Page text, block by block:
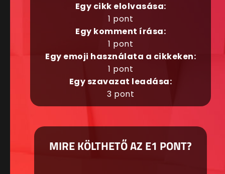
Egy cikk elolvasása:
1 pont
Egy komment írása:
1 pont
Egy emoji használata a cikkeken:
1 pont
Egy szavazat leadása:
3 pont
MIRE KÖLTHETŐ AZ E1 PONT?